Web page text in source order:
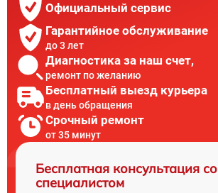
Официальный сервис
Гарантийное обслуживание
до 3 лет
Диагностика за наш счет,
ремонт по желанию
Бесплатный выезд курьера
в день обращения
Срочный ремонт
от 35 минут
Бесплатная консультация со
специалистом